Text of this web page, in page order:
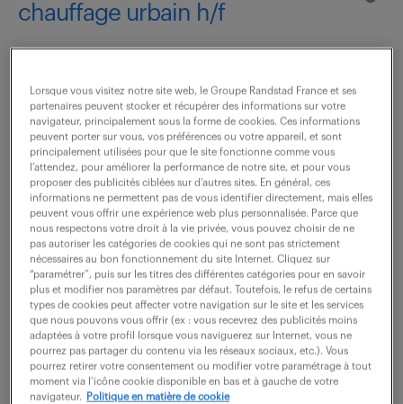
chauffage urbain h/f
Metz (57) intérim
8 mois
13 .95 - 14 .47 € / heure
Rattaché à l'équipe d'entretien, vous intervenez
directement sur le réseau de chauffage urbain et les
sous-stations pour garantir leur performance. Votre
mission consiste à assurer la maintenance...
voir l'offre
technicien exploitation
Lorsque vous visitez notre site web, le Groupe Randstad France et ses
partenaires peuvent stocker et récupérer des informations sur votre
navigateur, principalement sous la forme de cookies. Ces informations
peuvent porter sur vous, vos préférences ou votre appareil, et sont
principalement utilisées pour que le site fonctionne comme vous
l’attendez, pour améliorer la performance de notre site, et pour vous
proposer des publicités ciblées sur d’autres sites. En général, ces
informations ne permettent pas de vous identifier directement, mais elles
peuvent vous offrir une expérience web plus personnalisée. Parce que
nous respectons votre droit à la vie privée, vous pouvez choisir de ne
pas autoriser les catégories de cookies qui ne sont pas strictement
nécessaires au bon fonctionnement du site Internet. Cliquez sur
“paramétrer”, puis sur les titres des différentes catégories pour en savoir
plus et modifier nos paramètres par défaut. Toutefois, le refus de certains
types de cookies peut affecter votre navigation sur le site et les services
que nous pouvons vous offrir (ex : vous recevrez des publicités moins
adaptées à votre profil lorsque vous naviguerez sur Internet, vous ne
pourrez pas partager du contenu via les réseaux sociaux, etc.). Vous
pourrez retirer votre consentement ou modifier votre paramétrage à tout
moment via l’icône cookie disponible en bas et à gauche de votre
navigateur.
Politique en matière de cookie